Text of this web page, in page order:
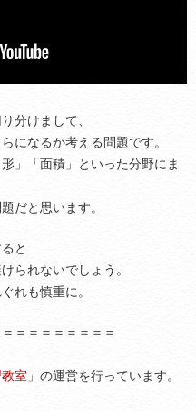
分けまして、
になるか考える問題です。
」「面積」といった分野にま
だと思います。
と
られないでしょう。
れも慎重に。
＝＝＝＝＝＝＝＝
室」 の運営を行っています。